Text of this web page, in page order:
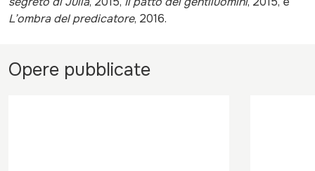
L’ombra del predicatore, 2016.
Opere pubblicate